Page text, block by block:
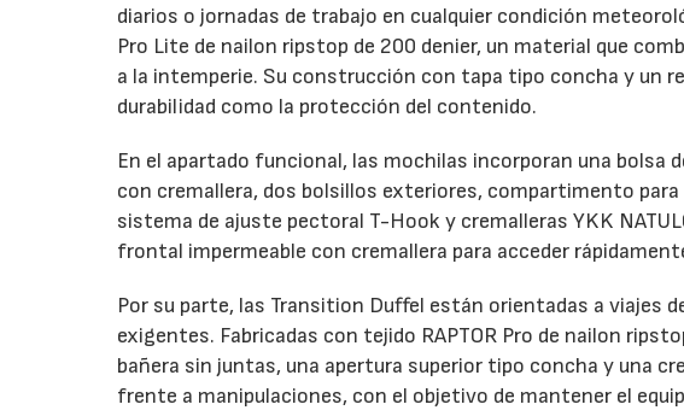
diarios o jornadas de trabajo en cualquier condición
Pro Lite de nailon ripstop de 200 denier, un material que
a la intemperie. Su construcción con tapa tipo concha y un
durabilidad como la protección del contenido.
En el apartado funcional, las mochilas incorporan una
con cremallera, dos bolsillos exteriores, compartimento
sistema de ajuste pectoral T-Hook y cremalleras YKK
frontal impermeable con cremallera para acceder
Por su parte, las Transition Duffel están orientadas a viajes
exigentes. Fabricadas con tejido RAPTOR Pro de nailon
bañera sin juntas, una apertura superior tipo concha y una
frente a manipulaciones, con el objetivo de mantener el